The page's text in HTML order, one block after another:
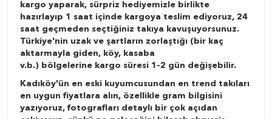
kargo yaparak, sürpriz hediyemizle birlikte
hazırlayıp 1 saat içinde kargoya teslim ediyoruz, 24
saat geçmeden seçtiğiniz takıya kavuşuyorsunuz.
Türkiye'nin uzak ve şartların zorlaştığı (bir kaç
aktarmayla giden, köy, kasaba
v.b.) bölgelerine kargo süresi 1-2 gün değişebilir.
Kadıköy'ün en eski kuyumcusundan en trend takıları
en uygun fiyatlara alın, özellikle gram bilgisini
yazıyoruz, fotografları detaylı bir çok açıdan